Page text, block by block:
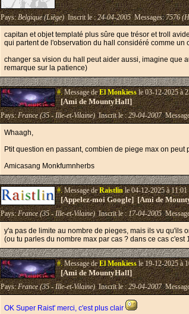
Pays:Belgique (Liège)Inscrit le :24-04-2005Messages:7576
capitan et objet templaté plus sûre que trésor et troll
qui partent de l'observation du hall considéré comme un
changer sa vision du hall peut aider aussi, imagine que
remarque sur la patience)
#.Message deEl Monkiessle 03-12-2025 à
[Ami de MountyHall]
Pays:France (35 - Ille-et-Vilaine)Inscrit le :29-04-2007
Whaagh,
Ptit question en passant, combien de piege max on
Amicasang Monkfumnherbs
#.Message deRaistlinle 04-12-2025 à 11:01
[Appelez-moi Google] [Ami de
Pays:France (35 - Ille-et-Vilaine)Inscrit le :17-04-2005
y'a pas de limite au nombre de pieges, mais ils vu qu'ils
(ou tu parles du nombre max par cas ? dans ce cas
#.Message deEl Monkiessle 19-12-2025 à
[Ami de MountyHall]
Pays:France (35 - Ille-et-Vilaine)Inscrit le :29-04-2007
OK Super Raist' merci, c'est plus clair